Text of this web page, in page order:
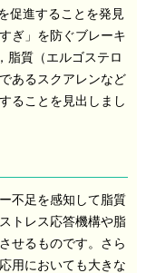
促進することを発見
ぎ」を防ぐブレーキ
脂質（エルゴステロ
あるスクアレンなど
ることを見出しまし
不足を感知して脂質
トレス応答機構や脂
せるものです。さら
用においても大きな